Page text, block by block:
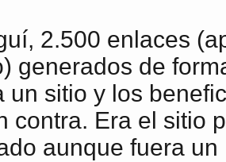
2.500 enlaces
generados de
un sitio y los
contra. Era el sitio
aunque fuera un